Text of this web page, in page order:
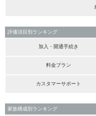
評価項目別ランキング
加入・開通手続き
料金プラン
カスタマーサポート
家族構成別ランキング